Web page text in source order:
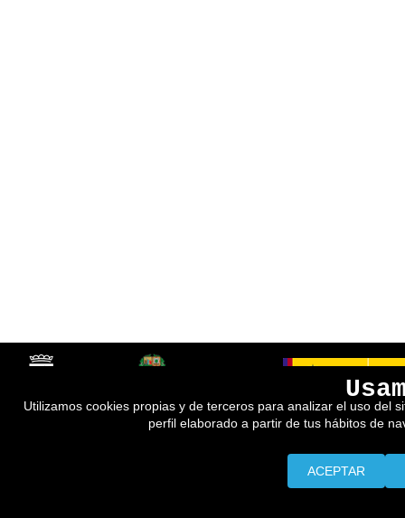
Utilizamos cookies propias y de terceros para analizar el uso del
perfil elaborado a partir de tus hábitos de
ACEPTAR